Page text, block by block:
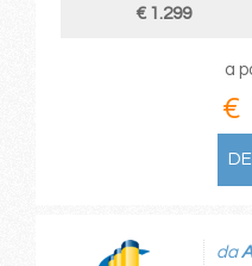
€ 1.299
a
€
da